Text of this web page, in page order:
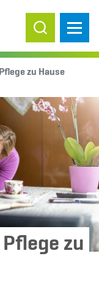
Suche ein-/
zu Hause
zu